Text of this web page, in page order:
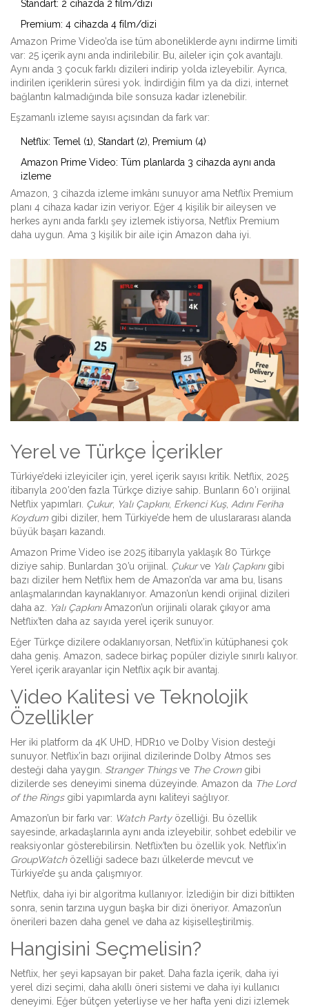
Standart: 2 cihazda 2 film/dizi
Premium: 4 cihazda 4 film/dizi
Amazon Prime Video’da ise tüm aboneliklerde aynı indirme limiti
var: 25 içerik aynı anda indirilebilir. Bu, aileler için çok avantajlı.
Aynı anda 3 çocuk farklı dizileri indirip yolda izleyebilir. Ayrıca,
indirilen içeriklerin süresi yok. İndirdiğin film ya da dizi, internet
bağlantın kalmadığında bile sonsuza kadar izlenebilir.
Eşzamanlı izleme sayısı açısından da fark var:
Netflix: Temel (1), Standart (2), Premium (4)
Amazon Prime Video: Tüm planlarda 3 cihazda aynı anda
izleme
Amazon, 3 cihazda izleme imkânı sunuyor ama Netflix Premium
planı 4 cihaza kadar izin veriyor. Eğer 4 kişilik bir aileysen ve
herkes aynı anda farklı şey izlemek istiyorsa, Netflix Premium
daha uygun. Ama 3 kişilik bir aile için Amazon daha iyi.
Yerel ve Türkçe İçerikler
Türkiye’deki izleyiciler için, yerel içerik sayısı kritik. Netflix, 2025
itibarıyla 200’den fazla Türkçe diziye sahip. Bunların 60’ı orijinal
Netflix yapımları. Çukur, Yalı Çapkını, Erkenci Kuş, Adını Feriha
Koydum gibi diziler, hem Türkiye’de hem de uluslararası alanda
büyük başarı kazandı.
Amazon Prime Video ise 2025 itibarıyla yaklaşık 80 Türkçe
diziye sahip. Bunlardan 30’u orijinal. Çukurve Yalı Çapkınıgibi
bazı diziler hem Netflix hem de Amazon’da var ama bu, lisans
anlaşmalarından kaynaklanıyor. Amazon’un kendi orijinal dizileri
daha az. Yalı ÇapkınıAmazon’un orijinali olarak çıkıyor ama
Netflix’ten daha az sayıda yerel içerik sunuyor.
Eğer Türkçe dizilere odaklanıyorsan, Netflix’in kütüphanesi çok
daha geniş. Amazon, sadece birkaç popüler diziyle sınırlı kalıyor.
Yerel içerik arayanlar için Netflix açık bir avantaj.
Video Kalitesi ve Teknolojik
Özellikler
Her iki platform da 4K UHD, HDR10 ve Dolby Vision desteği
sunuyor. Netflix’in bazı orijinal dizilerinde Dolby Atmos ses
desteği daha yaygın. Stranger Thingsve The Crowngibi
dizilerde ses deneyimi sinema düzeyinde. Amazon da The Lord
of the Ringsgibi yapımlarda aynı kaliteyi sağlıyor.
Amazon’un bir farkı var: Watch Partyözelliği. Bu özellik
sayesinde, arkadaşlarınla aynı anda izleyebilir, sohbet edebilir ve
reaksiyonlar gösterebilirsin. Netflix’ten bu özellik yok. Netflix’in
GroupWatchözelliği sadece bazı ülkelerde mevcut ve
Türkiye’de şu anda çalışmıyor.
Netflix, daha iyi bir algoritma kullanıyor. İzlediğin bir dizi bittikten
sonra, senin tarzına uygun başka bir dizi öneriyor. Amazon’un
önerileri bazen daha genel ve daha az kişiselleştirilmiş.
Hangisini Seçmelisin?
Netflix, her şeyi kapsayan bir paket. Daha fazla içerik, daha iyi
yerel dizi seçimi, daha akıllı öneri sistemi ve daha iyi kullanıcı
deneyimi. Eğer bütçen yeterliyse ve her hafta yeni dizi izlemek